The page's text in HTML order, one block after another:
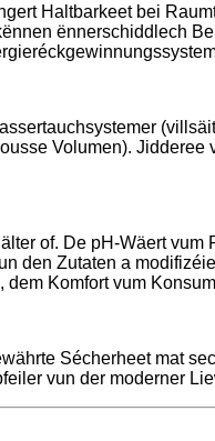
Haltbarkeet bei
ënnerschiddlech
Volumen).
of. De pH-Wäert vum
den Zutaten a
Komfort vum
Sécherheet mat
vun der moderner